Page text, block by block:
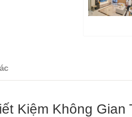
Kiệm Không Gian